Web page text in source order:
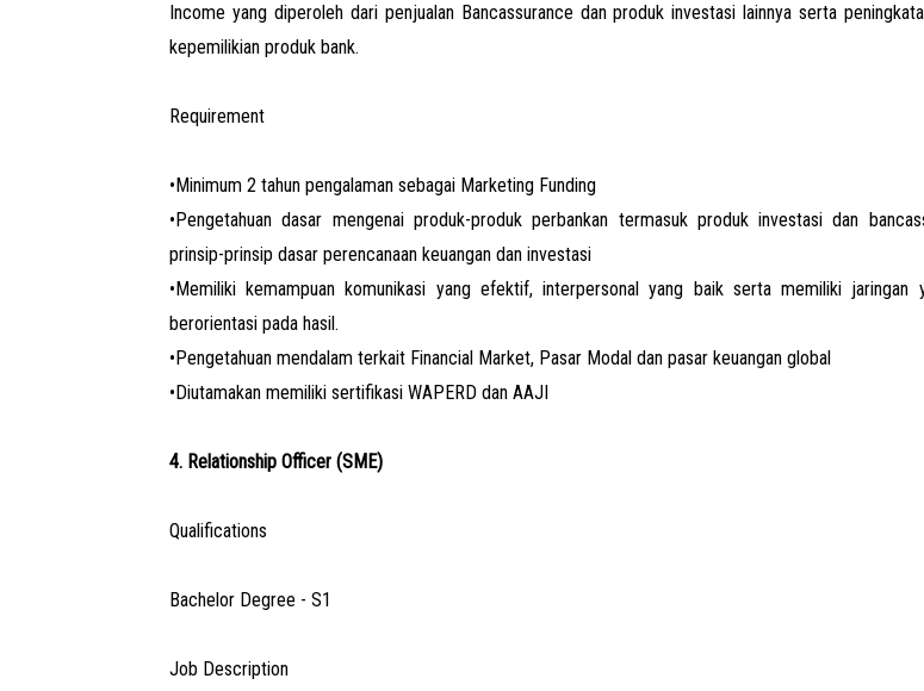
Income yang diperoleh dari penjualan Bancassurance dan produk investasi lainnya serta
kepemilikian produk bank.
Requirement
•Minimum 2 tahun pengalaman sebagai Marketing Funding
•Pengetahuan dasar mengenai produk-produk perbankan termasuk produk investasi dan
prinsip-prinsip dasar perencanaan keuangan dan investasi
•Memiliki kemampuan komunikasi yang efektif, interpersonal yang baik serta memiliki jaringan
berorientasi pada hasil.
•Pengetahuan mendalam terkait Financial Market, Pasar Modal dan pasar keuangan global
•Diutamakan memiliki sertifikasi WAPERD dan AAJI
4. Relationship Officer (SME)
Qualifications
Bachelor Degree - S1
Job Description